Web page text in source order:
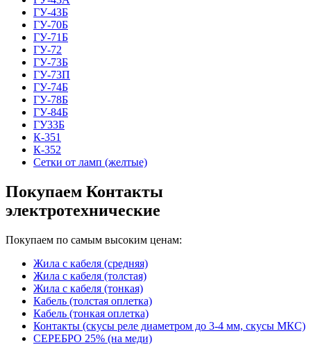
ГУ-43Б
ГУ-70Б
ГУ-71Б
ГУ-72
ГУ-73Б
ГУ-73П
ГУ-74Б
ГУ-78Б
ГУ-84Б
ГУ33Б
К-351
К-352
Сетки от ламп (желтые)
Покупаем Контакты
электротехнические
Покупаем по самым высоким ценам:
Жила с кабеля (средняя)
Жила с кабеля (толстая)
Жила с кабеля (тонкая)
Кабель (толстая оплетка)
Кабель (тонкая оплетка)
Контакты (скусы реле диаметром до 3-4 мм, скусы МКС)
СЕРЕБРО 25% (на меди)